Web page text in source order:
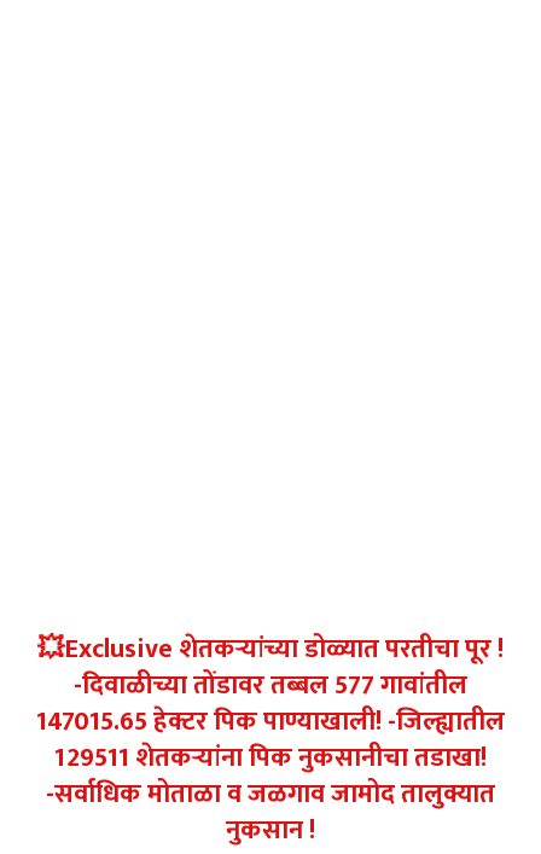
💥Exclusive शेतकऱ्यांच्या डोळ्यात परतीचा पूर !
-दिवाळीच्या तोंडावर तब्बल 577 गावांतील
147015.65 हेक्टर पिक पाण्याखाली! -जिल्ह्यातील
129511 शेतकऱ्यांना पिक नुकसानीचा तडाखा!
-सर्वाधिक मोताळा व जळगाव जामोद तालुक्यात
नुकसान !